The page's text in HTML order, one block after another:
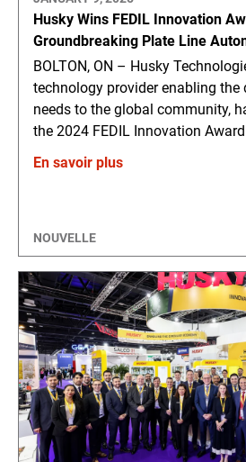
Husky Wins FEDIL Innovation
Groundbreaking Plate Line
BOLTON, ON – Husky
technology provider enabling the
needs to the global community,
the 2024 FEDIL Innovation
En savoir plus
NOUVELLE